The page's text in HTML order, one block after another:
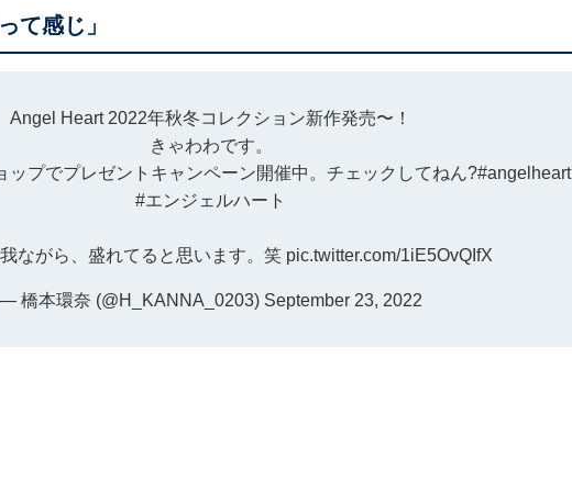
て感じ」
Angel Heart 2022年秋冬コレクション新作発売〜！
きゃわわです。
ップでプレゼントキャンペーン開催中。チェックしてねん?#angelheart
#エンジェルハート
ながら、盛れてると思います。笑 pic.twitter.com/1iE5OvQIfX
— 橋本環奈 (@H_KANNA_0203) September 23, 2022